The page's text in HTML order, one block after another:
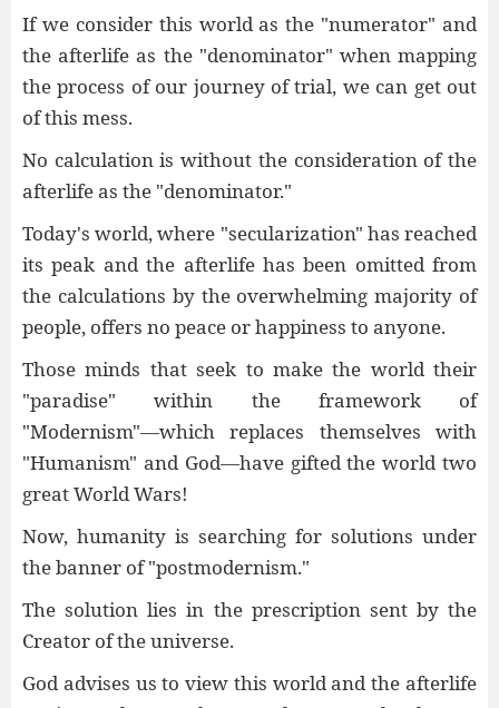
If we consider this world as the "numerator" and
the afterlife as the "denominator" when mapping
the process of our journey of trial, we can get out
of this mess.
No calculation is without the consideration of the
afterlife as the "denominator."
Today's world, where "secularization" has reached
its peak and the afterlife has been omitted from
the calculations by the overwhelming majority of
people, offers no peace or happiness to anyone.
Those minds that seek to make the world their
"paradise" within the framework of
"Modernism"—which replaces themselves with
"Humanism" and God—have gifted the world two
great World Wars!
Now, humanity is searching for solutions under
the banner of "postmodernism."
The solution lies in the prescription sent by the
Creator of the universe.
God advises us to view this world and the afterlife